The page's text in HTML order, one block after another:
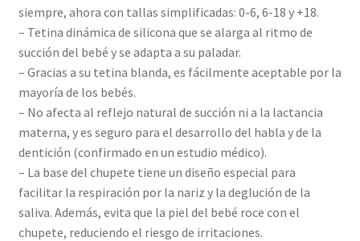
siempre, ahora con tallas simplificadas: 0-6, 6-18 y +18.
– Tetina dinámica de silicona que se alarga al ritmo de
succión del bebé y se adapta a su paladar.
– Gracias a su tetina blanda, es fácilmente aceptable por la
mayoría de los bebés.
– No afecta al reflejo natural de succión ni a la lactancia
materna, y es seguro para el desarrollo del habla y de la
dentición (confirmado en un estudio médico).
– La base del chupete tiene un diseño especial para
facilitar la respiración por la nariz y la deglución de la
saliva. Además, evita que la piel del bebé roce con el
chupete, reduciendo el riesgo de irritaciones.